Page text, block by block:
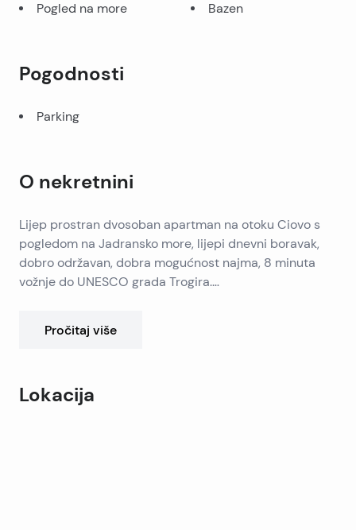
Pogled na more Bazen
Pogodnosti
Parking
O nekretnini
Lijep prostran dvosoban apartman na otoku Ciovo s
pogledom na Jadransko more, lijepi dnevni boravak,
dobro održavan, dobra mogućnost najma, 8 minuta
vožnje do UNESCO grada Trogira.
restorana u Trogiru.
Pročitaj više
Lokacija